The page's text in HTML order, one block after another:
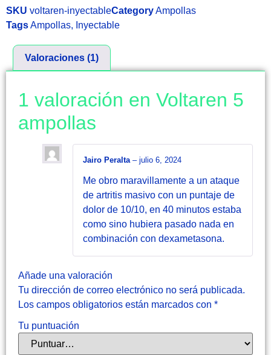
SKU voltaren-inyectableCategoryAmpollas
TagsAmpollas, Inyectable
Valoraciones (1)
1 valoración en Voltaren 5
ampollas
Jairo Peralta – julio 6, 2024
Me obro maravillamente a un ataque
de artritis masivo con un puntaje de
dolor de 10/10, en 40 minutos estaba
como sino hubiera pasado nada en
combinación con dexametasona.
Añade una valoración
Tu dirección de correo electrónico no será publicada.
Los campos obligatorios están marcados con *
Tu puntuación